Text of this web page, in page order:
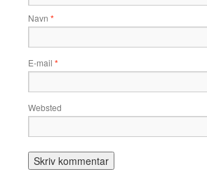
Navn *
E-mail *
Websted